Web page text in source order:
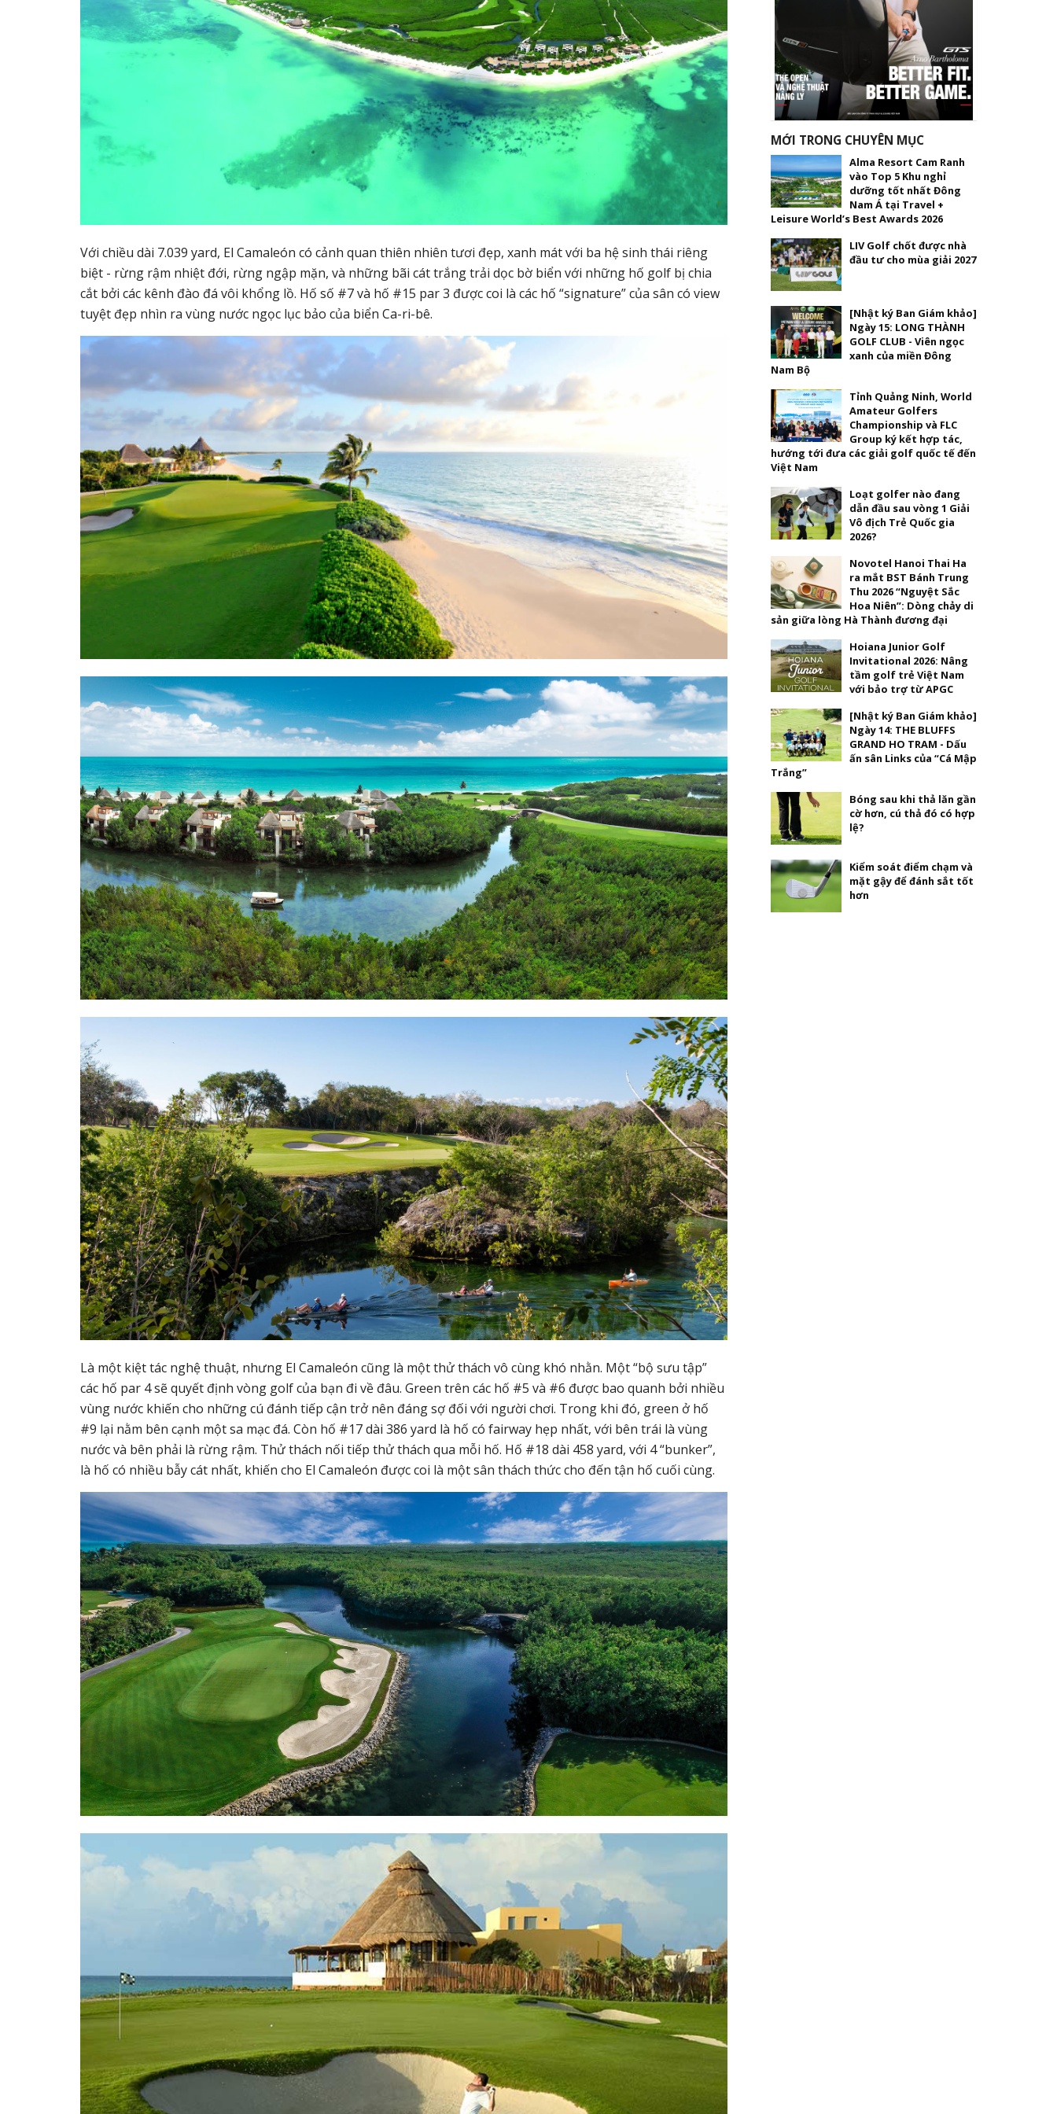
Với chiều dài 7.039 yard, El Camaleón có cảnh quan thiên nhiên tươi đẹp, xanh mát với ba hệ sinh thái riêng
biệt - rừng rậm nhiệt đới, rừng ngập mặn, và những bãi cát trắng trải dọc bờ biển với những hố golf bị chia
cắt bởi các kênh đào đá vôi khổng lồ. Hố số #7 và hố #15 par 3 được coi là các hố “signature” của sân có view
tuyệt đẹp nhìn ra vùng nước ngọc lục bảo của biển Ca-ri-bê.
Là một kiệt tác nghệ thuật, nhưng El Camaleón cũng là một thử thách vô cùng khó nhằn. Một “bộ sưu tập”
các hố par 4 sẽ quyết định vòng golf của bạn đi về đâu. Green trên các hố #5 và #6 được bao quanh bởi nhiều
vùng nước khiến cho những cú đánh tiếp cận trở nên đáng sợ đối với người chơi. Trong khi đó, green ở hố
#9 lại nằm bên cạnh một sa mạc đá. Còn hố #17 dài 386 yard là hố có fairway hẹp nhất, với bên trái là vùng
nước và bên phải là rừng rậm. Thử thách nối tiếp thử thách qua mỗi hố. Hố #18 dài 458 yard, với 4 “bunker”,
là hố có nhiều bẫy cát nhất, khiến cho El Camaleón được coi là một sân thách thức cho đến tận hố cuối cùng.
MỚI TRONG CHUYÊN MỤC
Alma Resort Cam Ranh
vào Top 5 Khu nghỉ
dưỡng tốt nhất Đông
Nam Á tại Travel +
Leisure World’s Best Awards 2026
LIV Golf chốt được nhà
đầu tư cho mùa giải 2027
[Nhật ký Ban Giám khảo]
Ngày 15: LONG THÀNH
GOLF CLUB - Viên ngọc
xanh của miền Đông
Nam Bộ
Tỉnh Quảng Ninh, World
Amateur Golfers
Championship và FLC
Group ký kết hợp tác,
hướng tới đưa các giải golf quốc tế đến
Việt Nam
Loạt golfer nào đang
dẫn đầu sau vòng 1 Giải
Vô địch Trẻ Quốc gia
2026?
Novotel Hanoi Thai Ha
ra mắt BST Bánh Trung
Thu 2026 “Nguyệt Sắc
Hoa Niên”: Dòng chảy di
sản giữa lòng Hà Thành đương đại
Hoiana Junior Golf
Invitational 2026: Nâng
tầm golf trẻ Việt Nam
với bảo trợ từ APGC
[Nhật ký Ban Giám khảo]
Ngày 14: THE BLUFFS
GRAND HO TRAM - Dấu
ấn sân Links của “Cá Mập
Trắng”
Bóng sau khi thả lăn gần
cờ hơn, cú thả đó có hợp
lệ?
Kiểm soát điểm chạm và
mặt gậy để đánh sắt tốt
hơn